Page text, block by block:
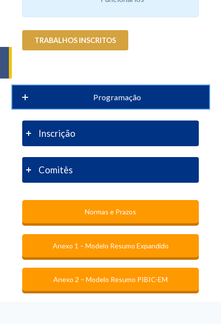
TRABALHOS INSCRITOS
Programação
Inscrição
Comitês
Normas e Prazos
Anexo 1 – Modelo Resumo Expandido
Anexo 2 – Modelo Resumo PIBIC-EM